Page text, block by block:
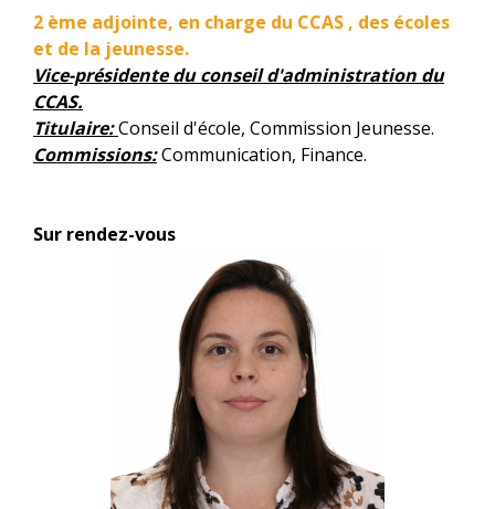
2 ème adjointe, en charge du CCAS , des écoles
et de la jeunesse.
Vice-présidente du conseil d'administration du
CCAS.
Titulaire:Conseil d'école, Commission Jeunesse.
Commissions:Communication, Finance.
Sur rendez-vous